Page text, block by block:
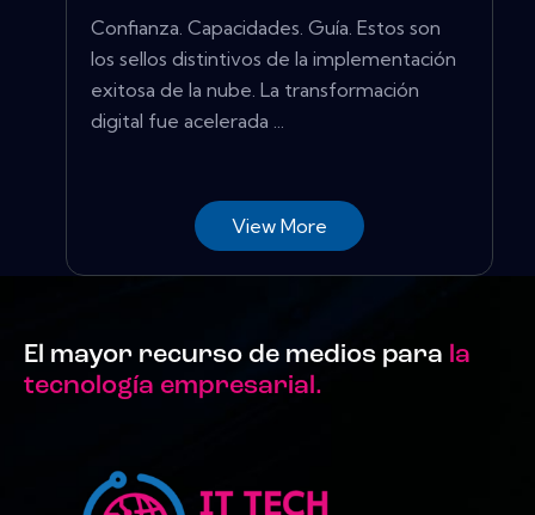
Confianza. Capacidades. Guía. Estos son
los sellos distintivos de la implementación
exitosa de la nube. La transformación
digital fue acelerada ...
View More
El mayor recurso de medios para la
tecnología empresarial.